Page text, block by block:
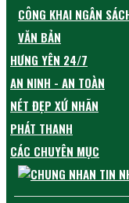
CÔNG KHAI NGÂN
VĂN BẢN
HƯNG YÊN 24/7
AN NINH - AN TOÀN
NÉT ĐẸP XỨ NHÃN
PHÁT THANH
CÁC CHUYÊN MỤC